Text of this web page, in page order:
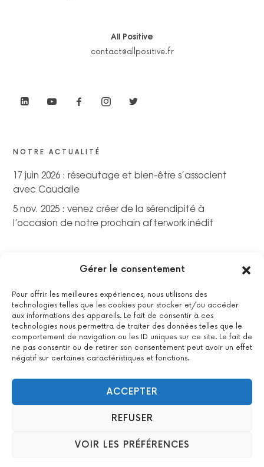
Gérer le consentement
Pour offrir les meilleures expériences, nous utilisons des
technologies telles que les cookies pour stocker et/ou accéder
aux informations des appareils. Le fait de consentir à ces
technologies nous permettra de traiter des données telles que le
comportement de navigation ou les ID uniques sur ce site. Le fait de
ne pas consentir ou de retirer son consentement peut avoir un effet
négatif sur certaines caractéristiques et fonctions.
ACCEPTER
REFUSER
VOIR LES PRÉFÉRENCES
All Positive
contact@allpositive.fr
NOTRE ACTUALITÉ
17 juin 2026 : réseautage et bien-être s’associent
avec Caudalie
5 nov. 2025 : venez créer de la sérendipité à
l’occasion de notre prochain afterwork inédit
La certification qualité a été délivrée au titre de la catégorie
suivante : actions de formations.Voir le certificat
2022 All Positive – Tous droits réservés –Contact